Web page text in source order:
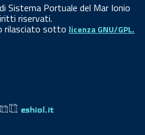
Sistema Portuale del Mar Ionio
riservati.
rilasciato sotto licenza GNU/GPL.
eshiol.it